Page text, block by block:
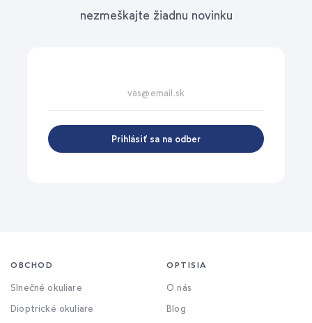
nezmeškajte žiadnu novinku
Prihlásiť sa na odber
OBCHOD
Slnečné okuliare
Dioptrické okuliare
OPTISIA
O nás
Blog